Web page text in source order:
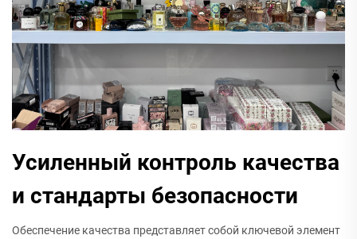
Усиленный контроль качества
и стандарты безопасности
Обеспечение качества представляет собой ключевой элемент